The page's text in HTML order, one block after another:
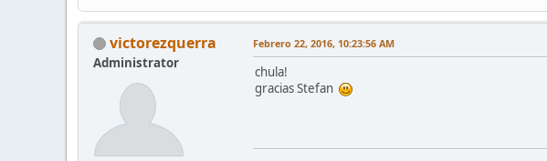
victorezquerra
Administrator
Febrero 22, 2016, 10:23:56 AM
chula!
gracias Stefan